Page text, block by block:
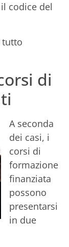
codice del
tutto
di
A seconda
dei casi, i
corsi di
formazione
finanziata
possono
presentarsi
in due